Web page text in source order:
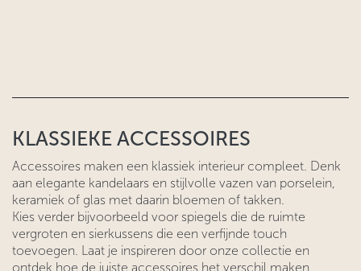
KLASSIEKE ACCESSOIRES
Accessoires maken een klassiek interieur compleet. Denk
aan elegante kandelaars en stijlvolle vazen van porselein,
keramiek of glas met daarin bloemen of takken.
Kies verder bijvoorbeeld voor spiegels die de ruimte
vergroten en sierkussens die een verfijnde touch
toevoegen. Laat je inspireren door onze collectie en
ontdek hoe de juiste accessoires het verschil maken.